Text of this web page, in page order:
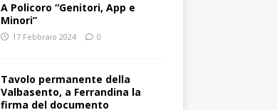
A Policoro “Genitori, App e
Minori”
17 Febbraio 2024 0
Tavolo permanente della
Valbasento, a Ferrandina la
firma del documento